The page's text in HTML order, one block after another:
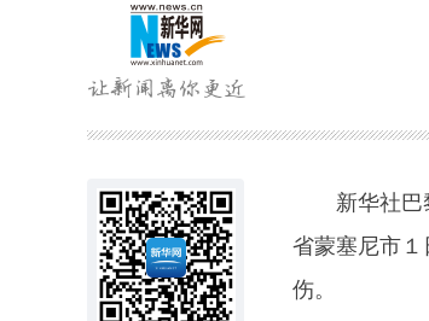
新华社巴
省蒙塞尼市
伤。